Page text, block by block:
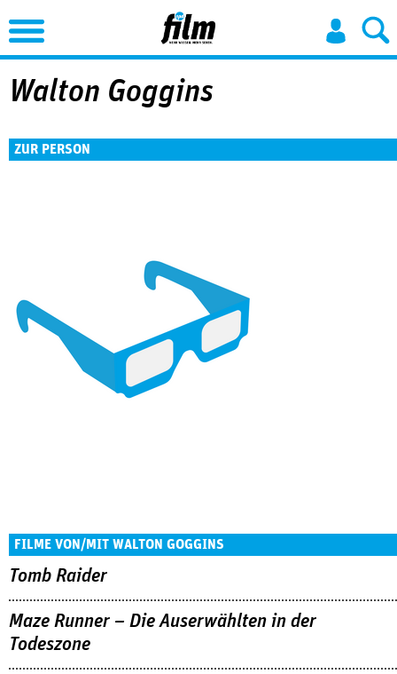
Jump to Navigation
Walton Goggins
ZUR PERSON
FILME VON/MIT WALTON GOGGINS
Tomb Raider
Maze Runner – Die Auserwählten in der
Todeszone